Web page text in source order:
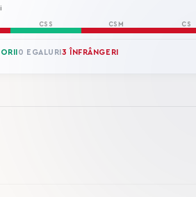
CSS CSM CS
0 EGALURI 3 ÎNFRÂNGERI